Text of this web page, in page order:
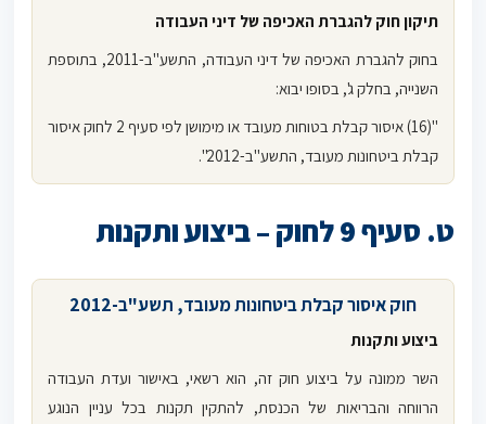
תיקון חוק להגברת האכיפה של דיני העבודה
בחוק להגברת האכיפה של דיני העבודה, התשע"ב-2011, בתוספת
השנייה, בחלק ג', בסופו יבוא:
"(16) איסור קבלת בטוחות מעובד או מימושן לפי סעיף 2 לחוק איסור
קבלת ביטחונות מעובד, התשע"ב-2012".
ט. סעיף 9 לחוק – ביצוע ותקנות
חוק איסור קבלת ביטחונות מעובד, תשע"ב-2012
ביצוע ותקנות
השר ממונה על ביצוע חוק זה, הוא רשאי, באישור ועדת העבודה
הרווחה והבריאות של הכנסת, להתקין תקנות בכל עניין הנוגע